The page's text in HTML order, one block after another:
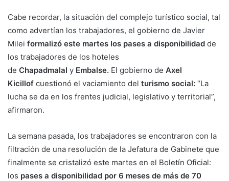
Cabe recordar, la situación del complejo turístico social, tal
como advertían los trabajadores, el gobierno de Javier
Milei formalizó este martes los pases a disponibilidad de
los trabajadores de los hoteles
de Chapadmalal y Embalse. El gobierno de Axel
Kicillof cuestionó el vaciamiento del turismo social: “La
lucha se da en los frentes judicial, legislativo y territorial”,
afirmaron.
La semana pasada, los trabajadores se encontraron con la
filtración de una resolución de la Jefatura de Gabinete que
finalmente se cristalizó este martes en el Boletín Oficial:
los pases a disponibilidad por 6 meses de más de 70